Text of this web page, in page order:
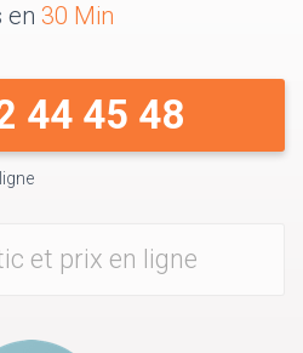
en 30 Min
44 45 48
et prix en ligne